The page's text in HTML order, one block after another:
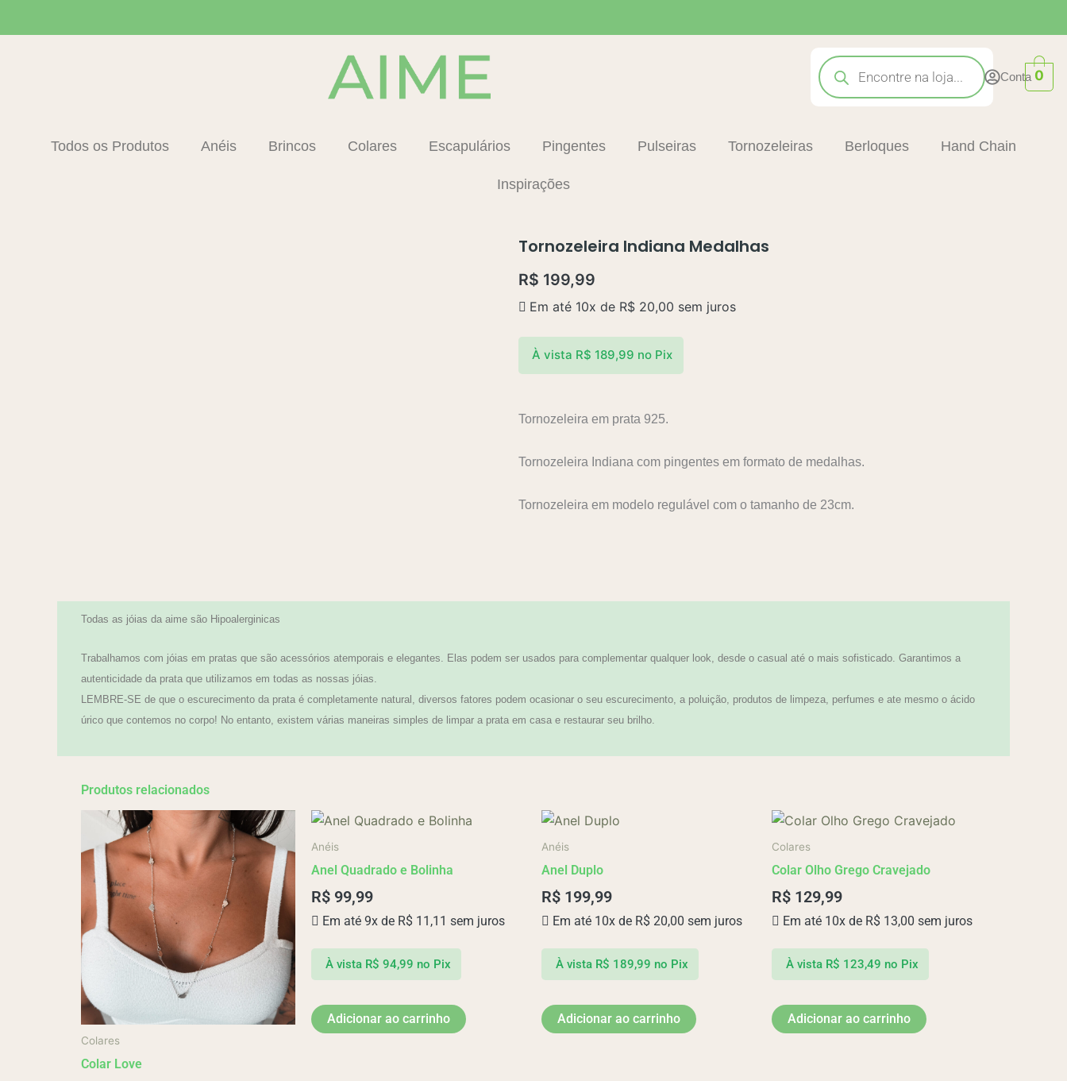
Pesquisar
produtos
Conta 0
Todos os Produtos Anéis Brincos Colares Escapulários Pingentes Pulseiras Tornozeleiras Berloques Hand Chain
Inspirações
Tornozeleira Indiana Medalhas
R$ 199,99
Em até 10x de R$20,00 sem juros
À vista R$ 189,99 no Pix
Tornozeleira em prata 925.
Tornozeleira Indiana com pingentes em formato de medalhas.
Tornozeleira em modelo regulável com o tamanho de 23cm.
Todas as jóias da aime são Hipoalerginicas
Trabalhamos com jóias em pratas que são acessórios atemporais e elegantes. Elas podem ser usados para complementar qualquer look, desde o casual até o mais sofisticado. Garantimos a
autenticidade da prata que utilizamos em todas as nossas jóias.
LEMBRE-SE de que o escurecimento da prata é completamente natural, diversos fatores podem ocasionar o seu escurecimento, a poluição, produtos de limpeza, perfumes e ate mesmo o ácido
úrico que contemos no corpo! No entanto, existem várias maneiras simples de limpar a prata em casa e restaurar seu brilho.
Produtos relacionados
Colares
Colar Love
Anéis
Anel Quadrado e Bolinha
R$ 99,99
Em até 9x de R$ 11,11 sem juros
À vista R$ 94,99 no Pix
Adicionar ao carrinho
Anéis
Anel Duplo
R$ 199,99
Em até 10x de R$ 20,00 sem juros
À vista R$ 189,99 no Pix
Adicionar ao carrinho
Colares
Colar Olho Grego Cravejado
R$ 129,99
Em até 10x de R$ 13,00 sem juros
À vista R$ 123,49 no Pix
Adicionar ao carrinho